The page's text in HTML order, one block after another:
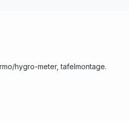
hygro-meter, tafelmontage.